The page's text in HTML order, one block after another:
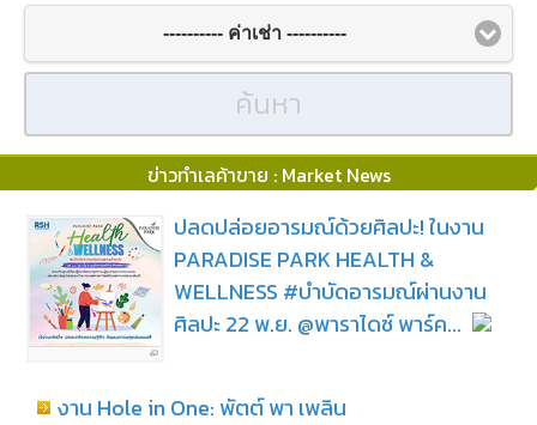
---------- ค่าเช่า ----------
ค้นหา
ข่าวทำเลค้าขาย : Market News
ปลดปล่อยอารมณ์ด้วยศิลปะ! ในงาน
PARADISE PARK HEALTH &
WELLNESS #บำบัดอารมณ์ผ่านงาน
ศิลปะ 22 พ.ย. @พาราไดซ์ พาร์ค...
งาน Hole in One: พัตต์ พา เพลิน